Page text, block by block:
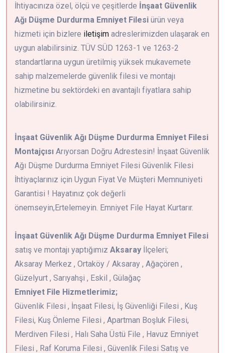
İhtiyacınıza özel, ölçü ve çeşitlerde İnşaat Güvenlik
Ağı Düşme Durdurma Emniyet Filesi ürün veya
hizmeti için bizlere iletişim adreslerimizden ulaşarak en
uygun alabilirsiniz. TÜV SÜD 1263-1 ve 1263-2
standartlarına uygun üretilmiş yüksek mukavemete
sahip malzemelerde güvenlik filesi ve montajı
hizmetine bu sektördeki en avantajlı fiyatlara sahip
olabilirsiniz.
İnşaat Güvenlik Ağı Düşme Durdurma Emniyet Filesi
Montajçısı Arıyorsan Doğru Adrestesin! İnşaat Güvenlik
Ağı Düşme Durdurma Emniyet Filesi Güvenlik Filesi
İhtiyaçlarınız için Uygun Fiyat Ve Müşteri Memnuniyeti
Garantisi ! Hayatınız çok değerli
önemseyin,Ertelemeyin. Emniyet File Hayat Kurtarır.
İnşaat Güvenlik Ağı Düşme Durdurma Emniyet Filesi
satış ve montajı yaptığımız Aksaray İlçeleri;
Aksaray Merkez , Ortaköy / Aksaray , Ağaçören ,
Güzelyurt , Sarıyahşi , Eskil , Gülağaç
Emniyet File Hizmetlerimiz;
Güvenlik Filesi , İnşaat Filesi, İş Güvenliği Filesi , Kuş
Filesi, Kuş Önleme Filesi , Apartman Boşluk Filesi,
Merdiven Filesi , Halı Saha Üstü File , Havuz Emniyet
Filesi , Raf Koruma Filesi , Güvenlik Filesi Satış ve